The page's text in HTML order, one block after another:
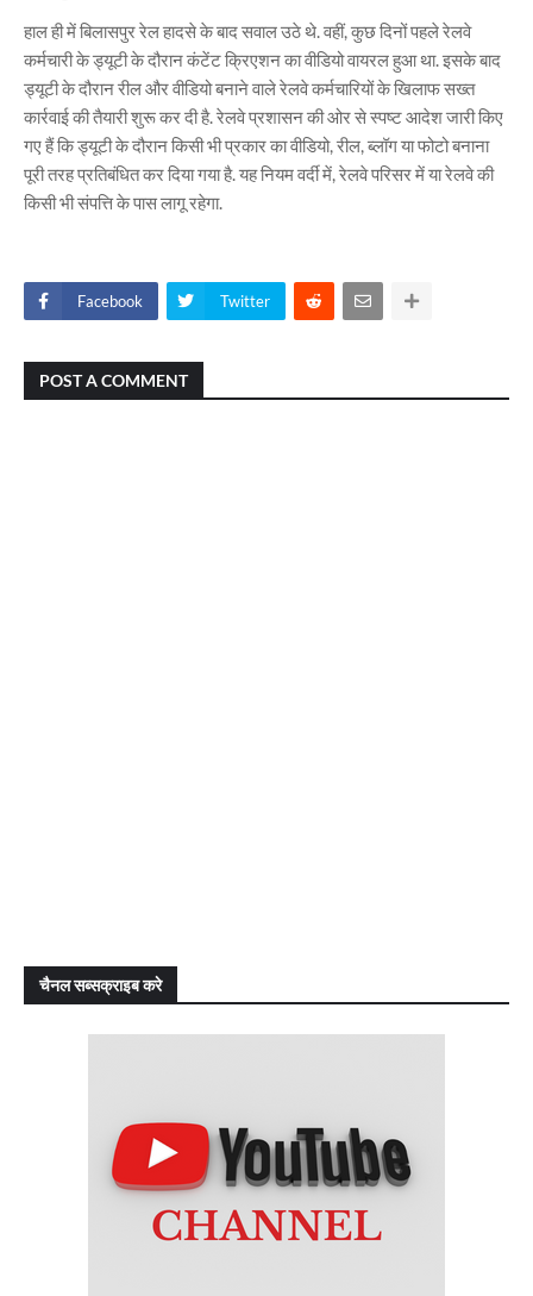
हाल ही में बिलासपुर रेल हादसे के बाद सवाल उठे थे. वहीं, कुछ दिनों पहले रेलवे
कर्मचारी के ड्यूटी के दौरान कंटेंट क्रिएशन का वीडियो वायरल हुआ था. इसके बाद
ड्यूटी के दौरान रील और वीडियो बनाने वाले रेलवे कर्मचारियों के खिलाफ सख्त
कार्रवाई की तैयारी शुरू कर दी है. रेलवे प्रशासन की ओर से स्पष्ट आदेश जारी किए
गए हैं कि ड्यूटी के दौरान किसी भी प्रकार का वीडियो, रील, ब्लॉग या फोटो बनाना
पूरी तरह प्रतिबंधित कर दिया गया है. यह नियम वर्दी में, रेलवे परिसर में या रेलवे की
किसी भी संपत्ति के पास लागू रहेगा.
Facebook Twitter
POST A COMMENT
चैनल सब्सक्राइब करे